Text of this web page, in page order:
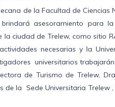
de la Facultad de Ciencias
asesoramiento para
ciudad de Trelew, como sitio
necesarias y la
universitarios
de Turismo de Trelew,
la Sede Universitaria Trelew ,